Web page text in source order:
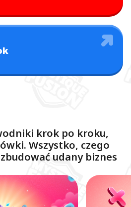
krok po kroku,
Wszystko, czego
udany biznes